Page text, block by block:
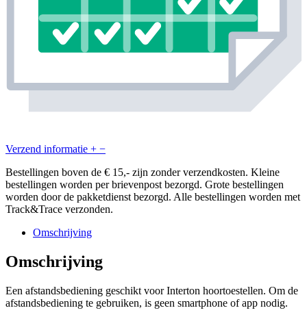
Verzend informatie + −
Bestellingen boven de € 15,- zijn zonder verzendkosten. Kleine
bestellingen worden per brievenpost bezorgd. Grote bestellingen
worden door de pakketdienst bezorgd. Alle bestellingen worden met
Track&Trace verzonden.
Omschrijving
Omschrijving
Een afstandsbediening geschikt voor Interton hoortoestellen. Om de
afstandsbediening te gebruiken, is geen smartphone of app nodig.